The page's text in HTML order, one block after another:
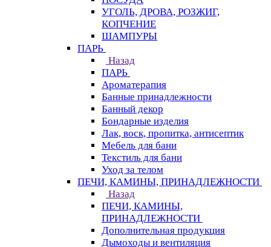
УГОЛЬ, ДРОВА, РОЗЖИГ,
КОПЧЕНИЕ
ШАМПУРЫ
ПАРЬ
Назад
ПАРЬ
Ароматерапия
Банные принадлежности
Банный декор
Бондарные изделия
Лак, воск, пропитка, антисептик
Мебель для бани
Текстиль для бани
Уход за телом
ПЕЧИ, КАМИНЫ, ПРИНАДЛЕЖНОСТИ
Назад
ПЕЧИ, КАМИНЫ,
ПРИНАДЛЕЖНОСТИ
Дополнительная продукция
Дымоходы и вентиляция